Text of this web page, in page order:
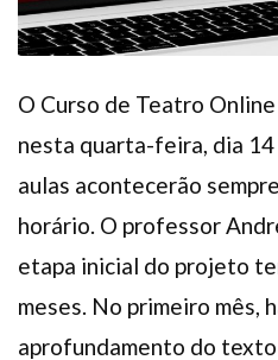
O Curso de Teatro
nesta quarta-feira, dia 14
aulas acontecerão
horário. O professor
etapa inicial do projeto
meses. No primeiro mês,
aprofundamento do